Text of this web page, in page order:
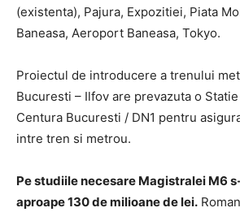
(existenta), Pajura, Expozitiei, Piata
Baneasa, Aeroport Baneasa, Tokyo.
Proiectul de introducere a trenului
Bucuresti – Ilfov are prevazuta o
Centura Bucuresti / DN1 pentru
intre tren si metrou.
Pe studiile necesare Magistralei M6
aproape 130 de milioane de lei.